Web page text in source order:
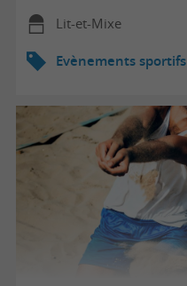
Lit-et-Mixe
Evènements sportifs